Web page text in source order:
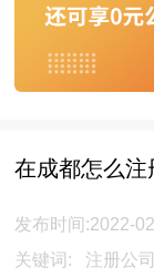
在成都怎么注
发布时间:2022-
关键词:
注册公司